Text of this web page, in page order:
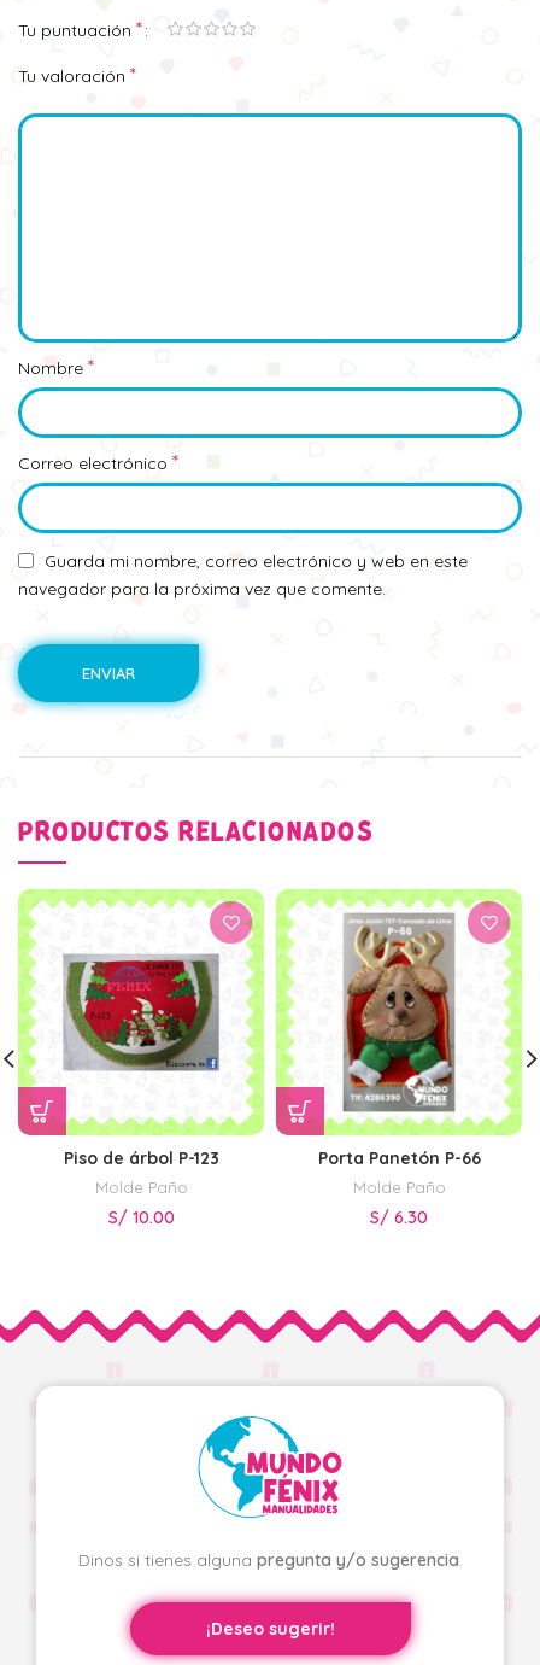
Tu puntuación *
Tu valoración *
Nombre *
Correo electrónico *
Guarda mi nombre, correo electrónico y web en este
navegador para la próxima vez que comente.
PRODUCTOS RELACIONADOS
Piso de árbol P-123
Molde Paño
S/ 10.00
Porta Panetón P-66
Molde Paño
S/ 6.30
Dinos si tienes alguna pregunta y/o sugerencia.
¡Deseo sugerir!